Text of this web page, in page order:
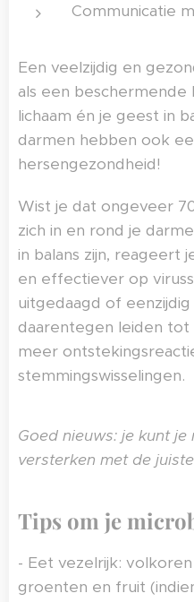
Communicatie
Een veelzijdig en
als een
lichaam én je geest in
darmen hebben ook
hersengezondheid!
Wist je dat ongeveer
zich in en rond je
in balans zijn, reageert
en effectiever op
uitgedaagd of
daarentegen leiden
meer
stemmingswisselingen.
Goed nieuws: je kunt
versterken met de
Tips om je
- Eet vezelrijk:
groenten en fruit